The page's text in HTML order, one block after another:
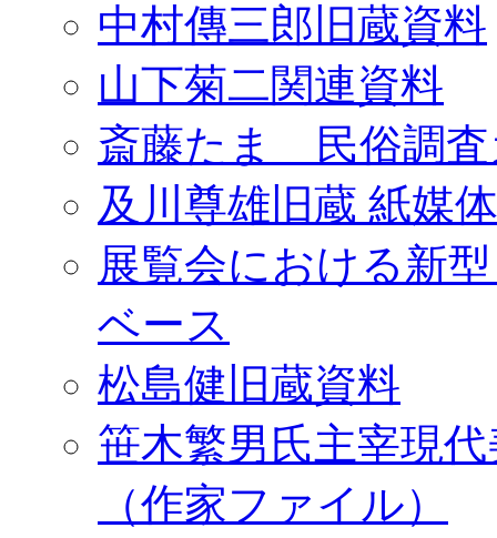
中村傳三郎旧蔵資料
山下菊二関連資料
斎藤たま 民俗調査
及川尊雄旧蔵 紙媒
展覧会における新
ベース
松島健旧蔵資料
笹木繁男氏主宰現
（作家ファイル）